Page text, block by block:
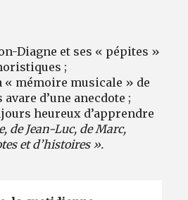
Diagne et ses « pépites »
;
« mémoire musicale » de
d’une anecdote ;
heureux d’apprendre
de Jean-Luc, de Marc,
et d’histoires ».